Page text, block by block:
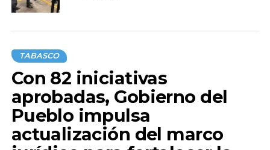
TEMAS RELACIONADOS:
A petición de los ciudadanos, libera PEC
vialidades en colonias de Centro
NO TE PIERDAS
Tabasco tiene un gobernador que, como
nunca antes, camina de la mano con los
productores: Luisa Cámara Cabrales
TABASCO
Con 82 iniciativas
aprobadas, Gobierno del
Pueblo impulsa
actualización del marco